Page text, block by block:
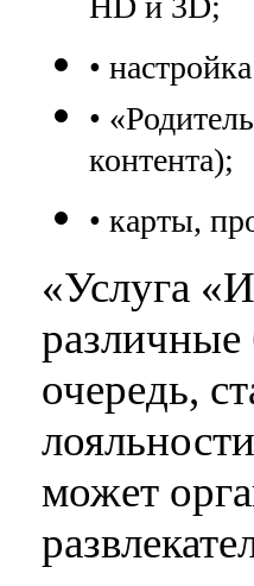
HD и 3D;
•
•
контента);
• карты,
«Услуга
различные
очередь,
может